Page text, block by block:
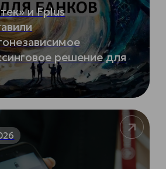
и Fplus
решение для